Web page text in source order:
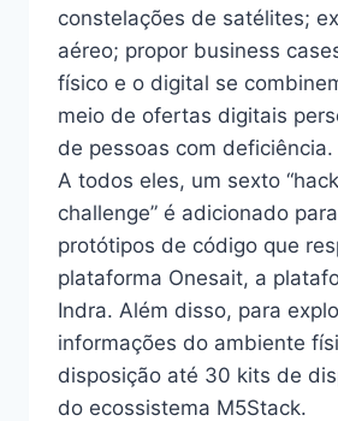
constelações de satélites;
aéreo; propor business
físico e o digital se
meio de ofertas digitais
de pessoas com deficiência.
A todos eles, um sexto
challenge” é adicionado
protótipos de código que
plataforma Onesait, a
Indra. Além disso, para
informações do ambiente
disposição até 30 kits de
do ecossistema M5Stack.